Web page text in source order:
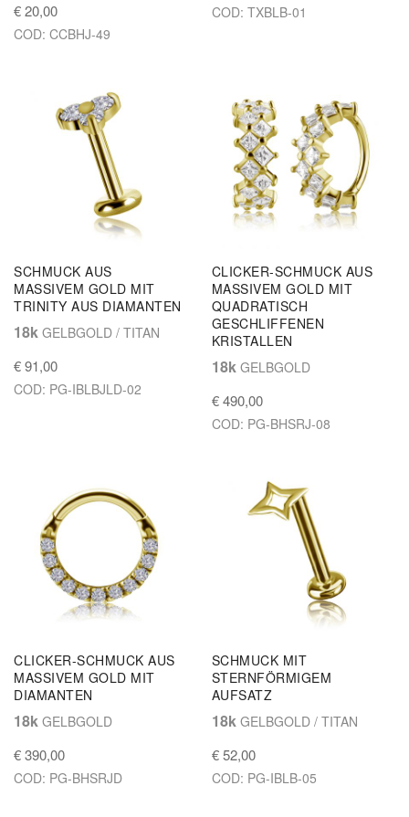
€ 20,00
COD: CCBHJ-49
COD: TXBLB-01
SCHMUCK AUS
MASSIVEM GOLD MIT
TRINITY AUS DIAMANTEN
18k GELBGOLD / TITAN
€ 91,00
COD: PG-IBLBJLD-02
CLICKER-SCHMUCK AUS
MASSIVEM GOLD MIT
QUADRATISCH
GESCHLIFFENEN
KRISTALLEN
18k GELBGOLD
€ 490,00
COD: PG-BHSRJ-08
CLICKER-SCHMUCK AUS
MASSIVEM GOLD MIT
DIAMANTEN
18k GELBGOLD
€ 390,00
COD: PG-BHSRJD
SCHMUCK MIT
STERNFÖRMIGEM
AUFSATZ
18kGELBGOLD / TITAN
€ 52,00
COD: PG-IBLB-05